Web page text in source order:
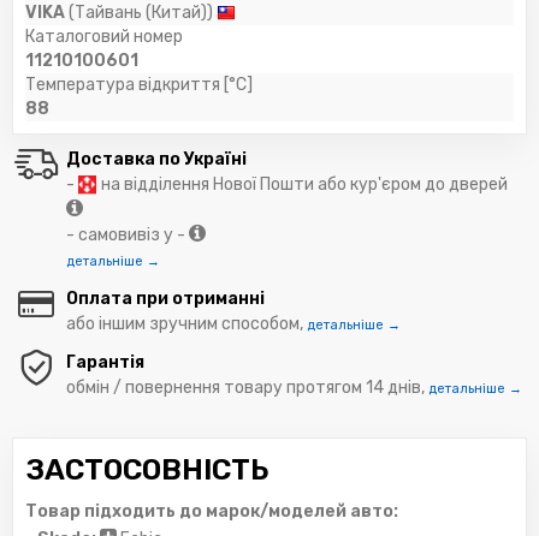
VIKA(Тайвань (Китай))
Каталоговий номер
11210100601
Температура відкриття [°C]
88
Доставка по Україні
-
на відділення Нової Пошти або кур'єром до дверей
- самовивіз у -
детальніше →
Оплата при отриманні
або іншим зручним способом, детальніше →
Гарантія
обмін / повернення товару протягом 14 днів, детальніше →
ЗАСТОСОВНІСТЬ
Товар підходить до марок/моделей авто: